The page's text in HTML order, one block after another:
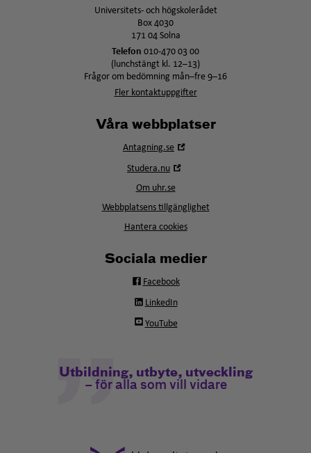
Universitets- och högskolerådet
Box 4030
171 04 Solna
Telefon 010-470 03 00
(lunchstängt kl. 12–13)
Frågor om bedömning mån–fre 9–16
Fler kontaktuppgifter
Våra webbplatser
Antagning.se
Studera.nu
fönster
Om uhr.se
Webbplatsens tillgänglighet
Hantera cookies
Sociala medier
Facebook
LinkedIn
YouTube
Utbildning, utbyte, utveckling
– för alla som vill vidare